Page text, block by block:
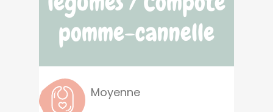
pomme-cannelle
Moyenne